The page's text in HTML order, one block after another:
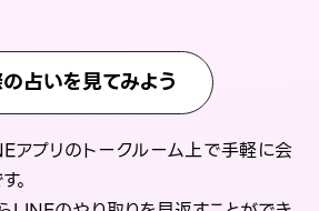
占いを見てみよう
アプリのトークルーム上で手軽に会
。